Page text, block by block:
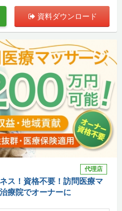
資料ダウンロード
代理店
ス！資格不要！訪問医療マ
療院でオーナーに